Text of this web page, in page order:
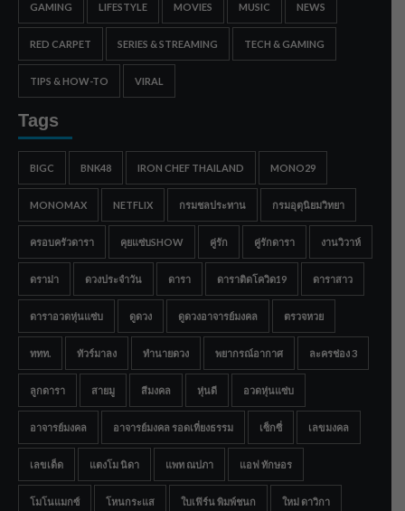
GAMING LIFESTYLE MOVIES MUSIC NEWS
RED CARPET SERIES & STREAMING TECH & GAMING
TIPS & HOW-TO VIRAL
Tags
BIGC BNK48 IRON CHEF THAILAND MONO29
MONOMAX NETFLIX กรมชลประทาน กรมอุตุนิยมวิทยา
ครอบครัวดารา คุยแซ่บSHOW คู่รัก คู่รักดารา งานวิวาห์
ดราม่า ดวงประจำวัน ดารา ดาราติดโควิด19 ดาราสาว
ดาราอวดหุ่นแซ่บ ดูดวง ดูดวงอาจารย์มงคล ตรวจหวย
ททท. ทัวร์มาลง ทำนายดวง พยากรณ์อากาศ ละครช่อง 3
ลูกดารา สายมู สีมงคล หุ่นดี อวดหุ่นแซ่บ
อาจารย์มงคล อาจารย์มงคล รอดเที่ยงธรรม เซ็กซี่ เลขมงคล
เลขเด็ด แตงโม นิดา แพท ณปภา แอฟ ทักษอร
โมโนแมกซ์ โหนกระแส ใบเฟิร์น พิมพ์ชนก ใหม่ ดาวิกา